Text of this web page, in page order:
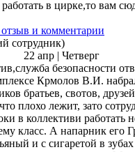
в цирке,то вам
и комментарии
сотрудник)
22 апр | Четверг
безопасности
Крмолов В.И.
братьев, свотов,
плохо лежит, зато
в коллективи работать
класс. А напарник его
и с сигаретой в зубах